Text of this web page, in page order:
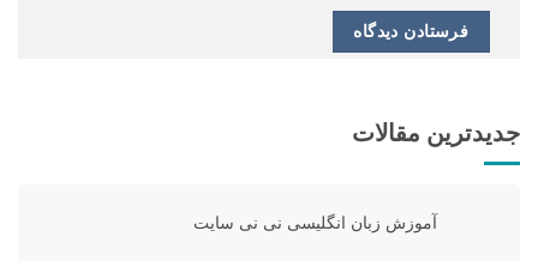
جدیدترین مقالات
آموزش زبان انگلیسی نی نی سایت